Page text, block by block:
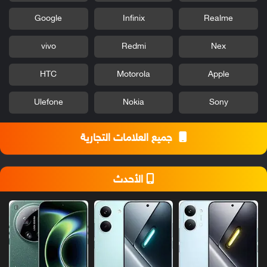
Realme
Infinix
Google
Nex
Redmi
vivo
Apple
Motorola
HTC
Sony
Nokia
Ulefone
جميع العلامات التجارية
الأحدث